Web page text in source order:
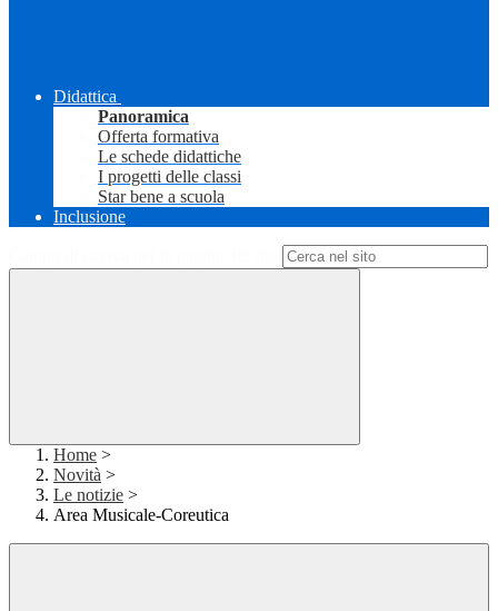
Didattica
Panoramica
Offerta formativa
Le schede didattiche
I progetti delle classi
Star bene a scuola
Inclusione
Home >
Novità >
Le notizie >
Area Musicale-Coreutica